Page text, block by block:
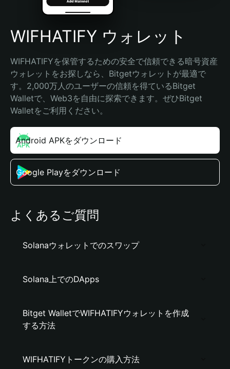
Español (Argentina)
WIFHATIFY ウォレット
WIFHATIFYを保管するための安全で信頼できる暗号資産
ウォレットをお探しなら、Bitgetウォレットが最適で
す。2,000万人のユーザーの信頼を得ているBitget
Walletで、Web3を自由に探索できます。ぜひBitget
Walletをご利用ください。
Android APKをダウンロード
Google Playをダウンロード
よくあるご質問
Solanaウォレットでのスワップ
Solana上でのDApps
Bitget WalletでWIFHATIFYウォレットを作成
する方法
WIFHATIFYトークンの購入方法